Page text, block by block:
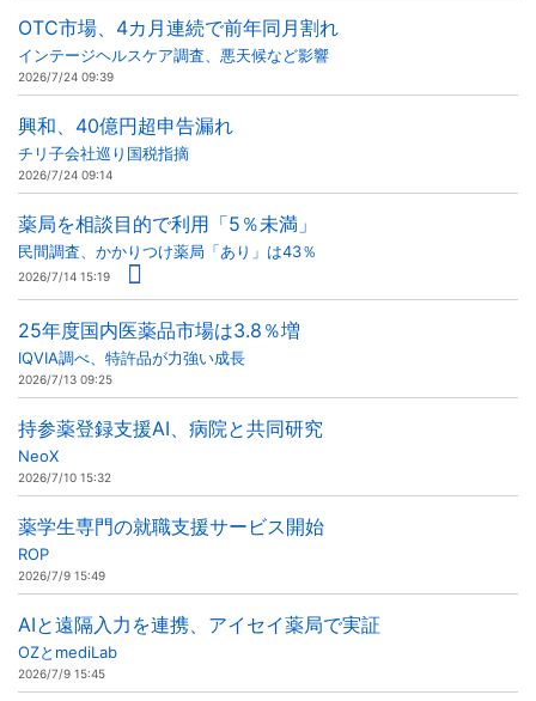
OTC市場、4カ月連続で前年同月割れ
インテージヘルスケア調査、悪天候など影響
2026/7/24 09:39
興和、40億円超申告漏れ
チリ子会社巡り国税指摘
2026/7/24 09:14
薬局を相談目的で利用「5％未満」
民間調査、かかりつけ薬局「あり」は43％
2026/7/14 15:19
25年度国内医薬品市場は3.8％増
IQVIA調べ、特許品が力強い成長
2026/7/13 09:25
持参薬登録支援AI、病院と共同研究
NeoX
2026/7/10 15:32
薬学生専門の就職支援サービス開始
ROP
2026/7/9 15:49
AIと遠隔入力を連携、アイセイ薬局で実証
OZとmediLab
2026/7/9 15:45